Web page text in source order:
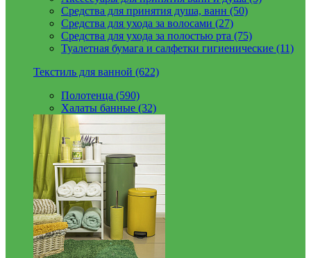
Средства для принятия душа, ванн (50)
Средства для ухода за волосами (27)
Средства для ухода за полостью рта (75)
Туалетная бумага и салфетки гигиенические (11)
Текстиль для ванной (622)
Полотенца (590)
Халаты банные (32)